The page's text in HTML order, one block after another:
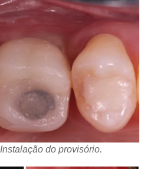
Instalação do provisório.